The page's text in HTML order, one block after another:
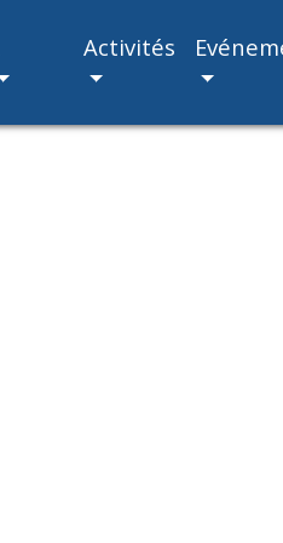
Activités